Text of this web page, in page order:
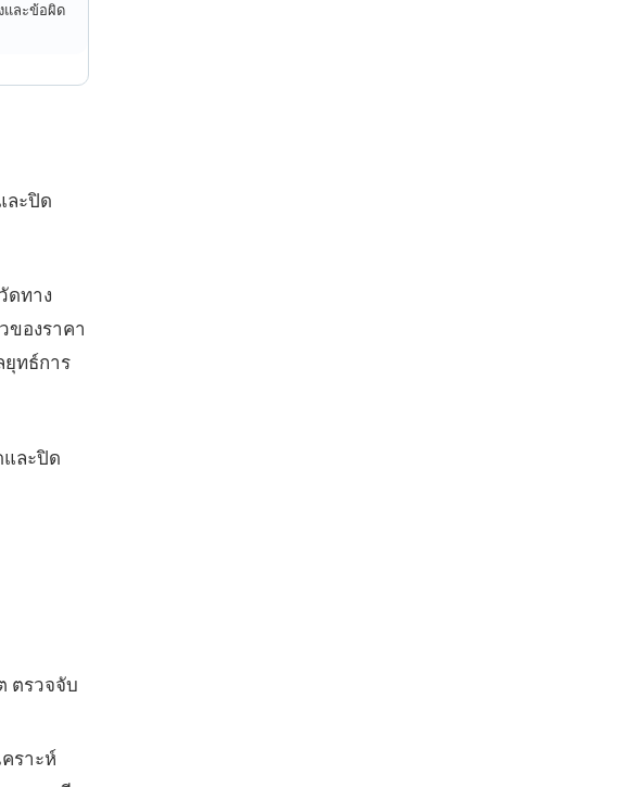
และข้อผิด
ละปิด
ดทาง
ของราคา
ทธ์การ
ละปิด
ตรวจจับ
ราะห์